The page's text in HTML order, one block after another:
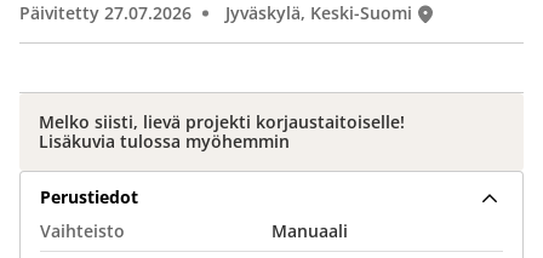
Päivitetty 27.07.2026
Jyväskylä, Keski-Suomi
Melko siisti, lievä projekti korjaustaitoiselle!
Lisäkuvia tulossa myöhemmin
Perustiedot
Vaihteisto
Manuaali